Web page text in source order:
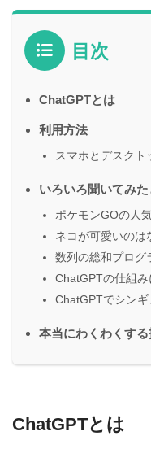
目次
ChatGPTとは
利用方法
スマホとデスクト
いろいろ聞いてみ
ポケモンGOの人
ネコが可愛いのは
数列の総和プログ
ChatGPTの仕組み
ChatGPTでシン
本当にわくわくす
ChatGPTとは